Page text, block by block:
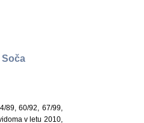
89, 60/92, 67/99,
v letu 2010,